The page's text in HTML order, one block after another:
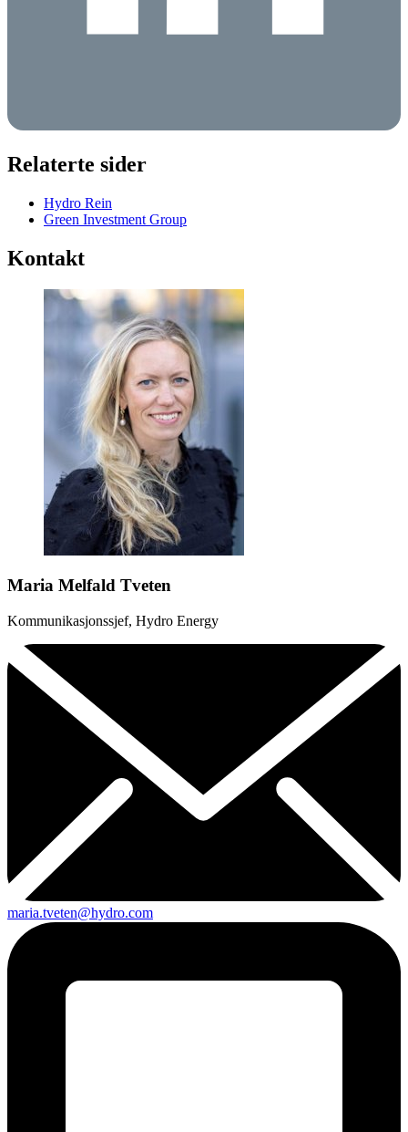
Relaterte sider
Hydro Rein
Green Investment Group
Kontakt
Maria Melfald Tveten
Kommunikasjonssjef, Hydro Energy
maria.tveten@hydro.com